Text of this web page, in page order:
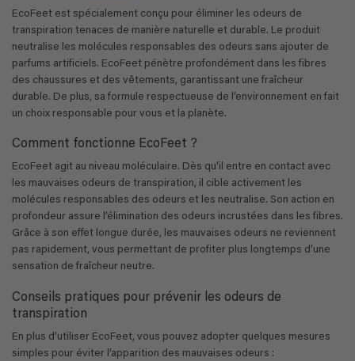
EcoFeet est spécialement conçu pour éliminer les odeurs de
transpiration tenaces de manière naturelle et durable. Le produit
neutralise les molécules responsables des odeurs sans ajouter de
parfums artificiels. EcoFeet pénètre profondément dans les fibres
des chaussures et des vêtements, garantissant une fraîcheur
durable. De plus, sa formule respectueuse de l’environnement en fait
un choix responsable pour vous et la planète.
Comment fonctionne EcoFeet ?
EcoFeet agit au niveau moléculaire. Dès qu’il entre en contact avec
les mauvaises odeurs de transpiration, il cible activement les
molécules responsables des odeurs et les neutralise. Son action en
profondeur assure l’élimination des odeurs incrustées dans les fibres.
Grâce à son effet longue durée, les mauvaises odeurs ne reviennent
pas rapidement, vous permettant de profiter plus longtemps d’une
sensation de fraîcheur neutre.
Conseils pratiques pour prévenir les odeurs de
transpiration
En plus d’utiliser EcoFeet, vous pouvez adopter quelques mesures
simples pour éviter l’apparition des mauvaises odeurs :